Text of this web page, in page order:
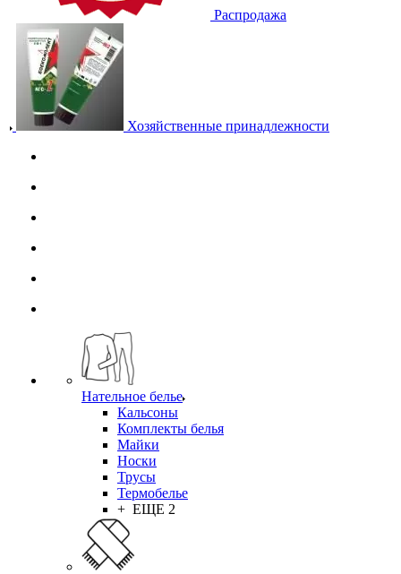
Распродажа
Хозяйственные принадлежности
Нательное белье
Кальсоны
Комплекты белья
Майки
Носки
Трусы
Термобелье
+ ЕЩЕ 2